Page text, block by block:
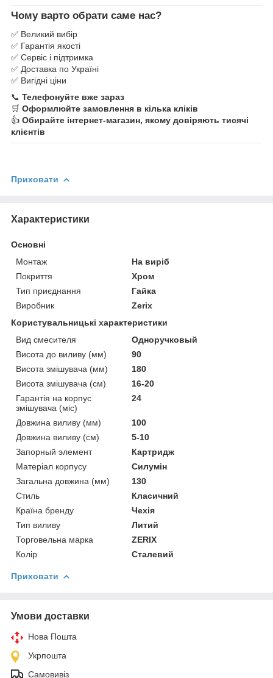
Чому варто обрати саме нас?
✅ Великий вибір
✅ Гарантія якості
✅ Сервіс і підтримка
✅ Доставка по Україні
✅ Вигідні ціни
📞 Телефонуйте вже зараз
🛒 Оформлюйте замовлення в кілька кліків
👍 Обирайте інтернет-магазин, якому довіряють тисячі
клієнтів
Приховати
Характеристики
Основні
Монтаж
На виріб
Покриття
Хром
Тип приєднання
Гайка
Виробник
Zerix
Користувальницькі характеристики
Вид смесителя
Одноручковый
Висота до виливу (мм)
90
Висота змішувача (мм)
180
Висота змішувача (см)
16-20
Гарантія на корпус
змішувача (міс)
24
Довжина виливу (мм)
100
Довжина виливу (см)
5-10
Запорный элемент
Картридж
Матеріал корпусу
Силумін
Загальна довжина (мм)
130
Стиль
Класичний
Країна бренду
Чехія
Тип виливу
Литий
Торговельна марка
ZERIX
Колір
Сталевий
Приховати
Умови доставки
Нова Пошта
Укрпошта
Самовивіз